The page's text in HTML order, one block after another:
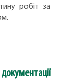
робіт за